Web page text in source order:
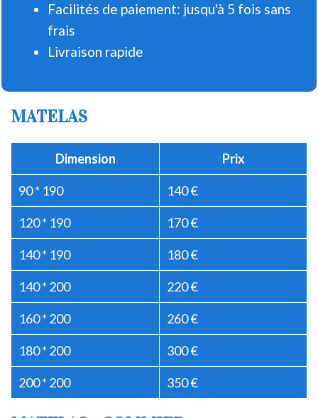
Facilités de paiement: jusqu'à 5 fois sans
frais
Livraison rapide
MATELAS
Dimension Prix
90 * 190 140 €
120 * 190 170 €
140 * 190 180 €
140 * 200 220 €
160 * 200 260 €
180 * 200 300 €
200 * 200 350 €